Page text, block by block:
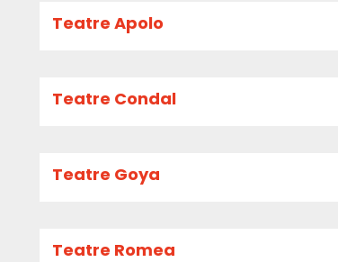
Teatre Apolo
Teatre Condal
Teatre Goya
Teatre Romea